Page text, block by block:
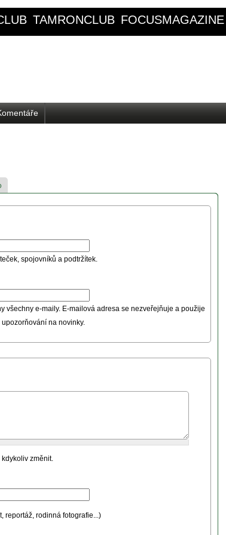
TAMRONCLUB FOCUSMAGAZINE
spojovníků a podtržítek.
všechny e-maily. E-mailová adresa se nezveřejňuje a použije
na novinky.
změnit.
reportáž, rodinná fotografie...)